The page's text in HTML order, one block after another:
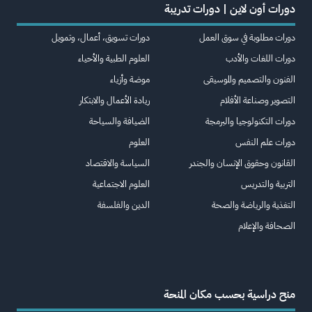
دورات أون لاين | دورات تدريبة
دورات مطلوبة في سوق العمل
دورات اللغات والأدب
الفنون والتصميم والموسيقى
التصوير وصناعة الأفلام
دورات التكنولوجيا والبرمجة
دورات علم النفس
القانون وحقوق الإنسان والجندر
التربية والتدريس
التغذية والرياضة والصحة
الصحافة والإعلام
دورات تسويق، أعمال، وتمويل
العلوم الطبية والأحياء
موضة وأزياء
ريادة الأعمال والابتكار
الضيافة والسياحة
العلوم
السياسة والاقتصاد
العلوم الاجتماعية
الدين والفلسفة
منح دراسية بحسب مكان المنحة